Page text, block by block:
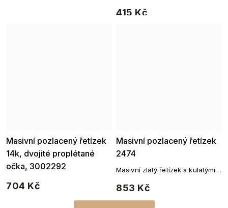
415 Kč
Masivní pozlacený řetízek
14k, dvojité proplétané
očka, 3002292
704 Kč
Masivní pozlacený řetízek
2474
853 Kč
Masivní zlatý řetízek s kulatými